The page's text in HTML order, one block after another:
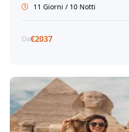
storia e cultura dell'Egitto.
11 Giorni / 10 Notti
Da€2037